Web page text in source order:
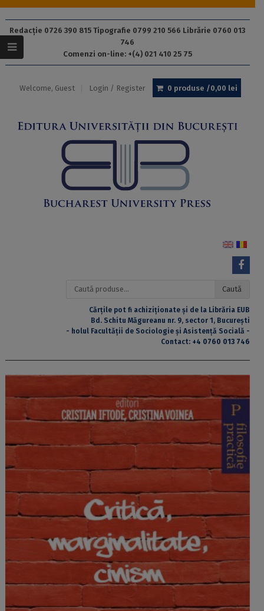
Redacție 0726 390 815 Tipografie 0799 210 566 Librărie 0760 013
746
Comenzi on-line: +(4) 021 410 25 75
Welcome, Guest Login / Register 0 produse /0,00 lei
Caută
Caută
Cărțile pot fi achiziționate și de la Librăria EUB
Bd. Schitu Măgureanu nr. 9, sector 1, București
- holul Facultății de Sociologie și Asistență Socială -
Contact: +4 0760 013 746